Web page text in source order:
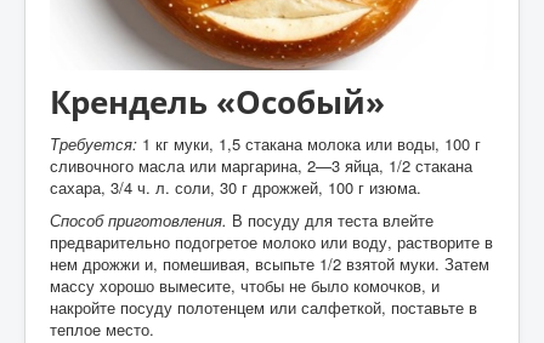
Крендель «Особый»
Требуется: 1 кг муки, 1,5 стакана молока или воды, 100 г
сливочного масла или маргарина, 2—3 яйца, 1/2 стакана
сахара, 3/4 ч. л. соли, 30 г дрожжей, 100 г изюма.
Способ приготовления. В посуду для теста влейте
предварительно подогретое молоко или воду, растворите в
нем дрожжи и, помешивая, всыпьте 1/2 взятой муки. Затем
массу хорошо вымесите, чтобы не было комочков, и
накройте посуду полотенцем или салфеткой, поставьте в
теплое место.